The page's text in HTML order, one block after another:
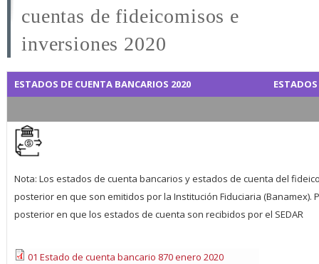
cuentas de fideicomisos e
inversiones 2020
ESTADOS DE CUENTA BANCARIOS 2020
Nota: Los estados de cuenta bancarios y estados de cuenta del
posterior en que son emitidos por la Institución Fiduciaria
posterior en que los estados de cuenta son recibidos por el SEDAR
01 Estado de cuenta bancario 870 enero 2020